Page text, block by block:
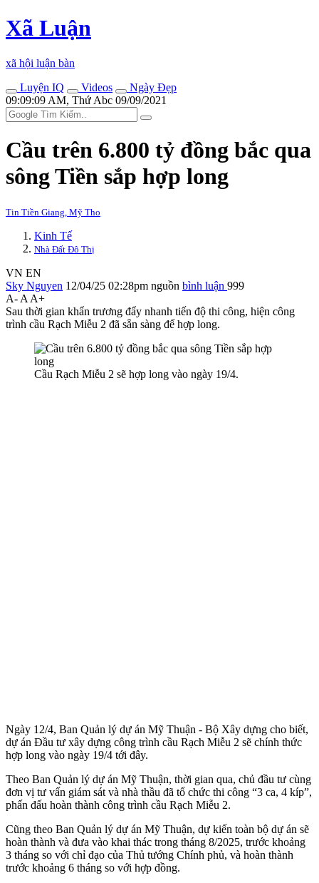
Xã Luận
xã hội luận bàn
Luyện IQ
Videos
Ngày Đẹp
09:09:09 AM, Thứ Abc 09/09/2021
Cầu trên 6.800 tỷ đồng bắc qua
sông Tiền sắp hợp long
Tin Tiền Giang, Mỹ Tho
Kinh Tế
Nhà Đất Đô Thị
VN EN
Sky Nguyen 12/04/25 02:28pm nguồn bình luận 999
A- A A+
Sau thời gian khẩn trương đẩy nhanh tiến độ thi công, hiện công
trình cầu Rạch Miễu 2 đã sẵn sàng để hợp long.
Cầu Rạch Miễu 2 sẽ hợp long vào ngày 19/4.
Ngày 12/4, Ban Quản lý dự án Mỹ Thuận - Bộ Xây dựng cho biết,
dự án Đầu tư xây dựng công trình cầu Rạch Miễu 2 sẽ chính thức
hợp long vào ngày 19/4 tới đây.
Theo Ban Quản lý dự án Mỹ Thuận, thời gian qua, chủ đầu tư cùng
đơn vị tư vấn giám sát và nhà thầu đã tổ chức thi công “3 ca, 4 kíp”,
phấn đấu hoàn thành công trình cầu Rạch Miễu 2.
Cũng theo Ban Quản lý dự án Mỹ Thuận, dự kiến toàn bộ dự án sẽ
hoàn thành và đưa vào khai thác trong tháng 8/2025, trước khoảng
3 tháng so với chỉ đạo của Thủ tướng Chính phủ, và hoàn thành
trước khoảng 6 tháng so với hợp đồng.